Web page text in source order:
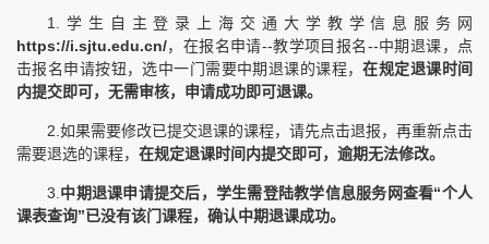
1.学生自主登录上海交通大学教学信息服务网
https://i.sjtu.edu.cn/，在报名申请--教学项目报名--中期退课，点
击报名申请按钮，选中一门需要中期退课的课程，在规定退课时间
内提交即可，无需审核，申请成功即可退课。
2.如果需要修改已提交退课的课程，请先点击退报，再重新点击
需要退选的课程， 在规定退课时间内提交即可，逾期无法修改。
3. 中期退课申请提交后，学生需登陆教学信息服务网查看“个人
课表查询”已没有该门课程，确认中期退课成功。